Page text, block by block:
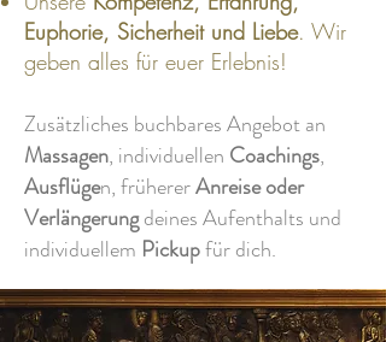
Euphorie, Sicherheit und Liebe. Wir
geben alles für euer Erlebnis!
Zusätzliches buchbares Angebot an
Massagen, individuellen Coachings,
Ausflügen, frühererAnreise oder
Verlängerungdeines Aufenthalts und
individuellem Pickupfür dich.